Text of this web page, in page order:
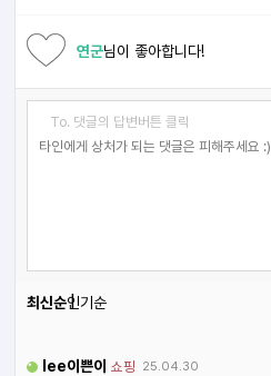
연군님이 좋아합니다!
To. 댓글의 답변버튼 클릭
최신순인기순
lee이쁜이 쇼핑 25.04.30